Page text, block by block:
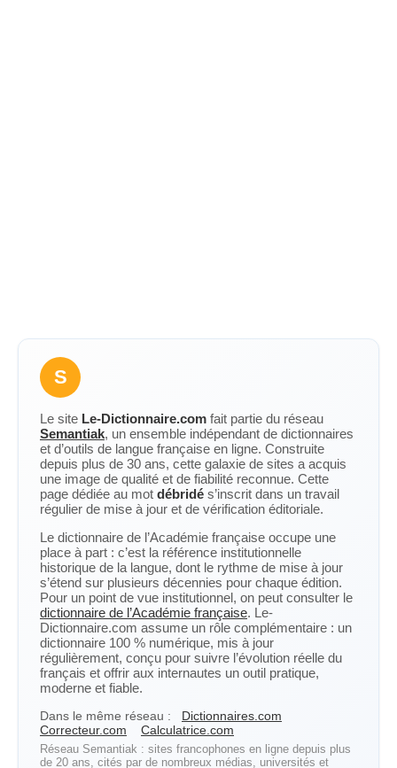
S
Le site Le-Dictionnaire.com fait partie du réseau
Semantiak, un ensemble indépendant de dictionnaires
et d’outils de langue française en ligne. Construite
depuis plus de 30 ans, cette galaxie de sites a acquis
une image de qualité et de fiabilité reconnue. Cette
page dédiée au mot débridé s’inscrit dans un travail
régulier de mise à jour et de vérification éditoriale.
Le dictionnaire de l’Académie française occupe une
place à part : c’est la référence institutionnelle
historique de la langue, dont le rythme de mise à jour
s’étend sur plusieurs décennies pour chaque édition.
Pour un point de vue institutionnel, on peut consulter le
dictionnaire de l’Académie française. Le-
Dictionnaire.com assume un rôle complémentaire : un
dictionnaire 100 % numérique, mis à jour
régulièrement, conçu pour suivre l’évolution réelle du
français et offrir aux internautes un outil pratique,
moderne et fiable.
Dans le même réseau :
Dictionnaires.com
Correcteur.com
Calculatrice.com
Réseau Semantiak : sites francophones en ligne depuis plus
de 20 ans, cités par de nombreux médias, universités et